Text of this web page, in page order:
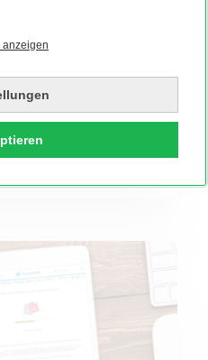
anzeigen
mit dem MYPOSTER
JPG umwandeln